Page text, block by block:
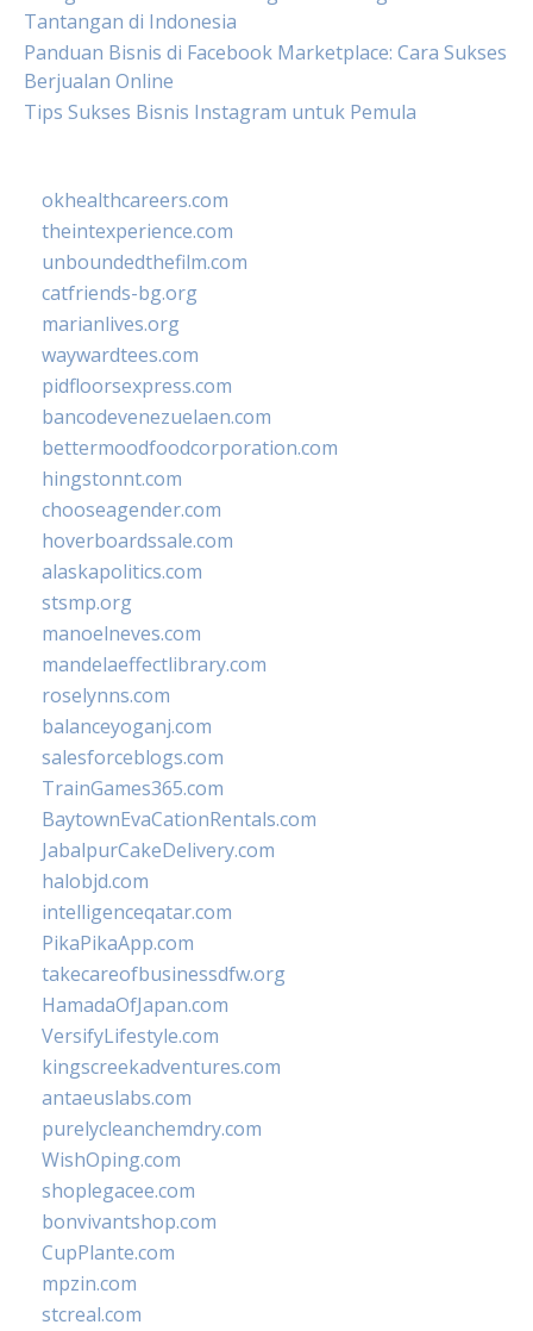
Tantangan di Indonesia
Panduan Bisnis di Facebook Marketplace: Cara Sukses
Berjualan Online
Tips Sukses Bisnis Instagram untuk Pemula
okhealthcareers.com
theintexperience.com
unboundedthefilm.com
catfriends-bg.org
marianlives.org
waywardtees.com
pidfloorsexpress.com
bancodevenezuelaen.com
bettermoodfoodcorporation.com
hingstonnt.com
chooseagender.com
hoverboardssale.com
alaskapolitics.com
stsmp.org
manoelneves.com
mandelaeffectlibrary.com
roselynns.com
balanceyoganj.com
salesforceblogs.com
TrainGames365.com
BaytownEvaCationRentals.com
JabalpurCakeDelivery.com
halobjd.com
intelligenceqatar.com
PikaPikaApp.com
takecareofbusinessdfw.org
HamadaOfJapan.com
VersifyLifestyle.com
kingscreekadventures.com
antaeuslabs.com
purelycleanchemdry.com
WishOping.com
shoplegacee.com
bonvivantshop.com
CupPlante.com
mpzin.com
stcreal.com